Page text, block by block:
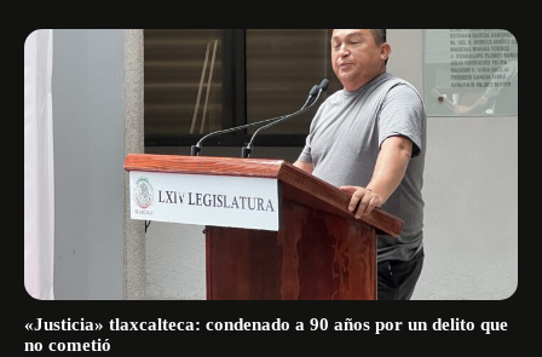
«Justicia» tlaxcalteca: condenado a 90 años por un delito que
no cometió